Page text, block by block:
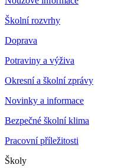
Školní rozvrhy
Doprava
Potraviny a výživa
Okresní a školní zprávy
Novinky a informace
Bezpečné školní klima
Pracovní příležitosti
Školy